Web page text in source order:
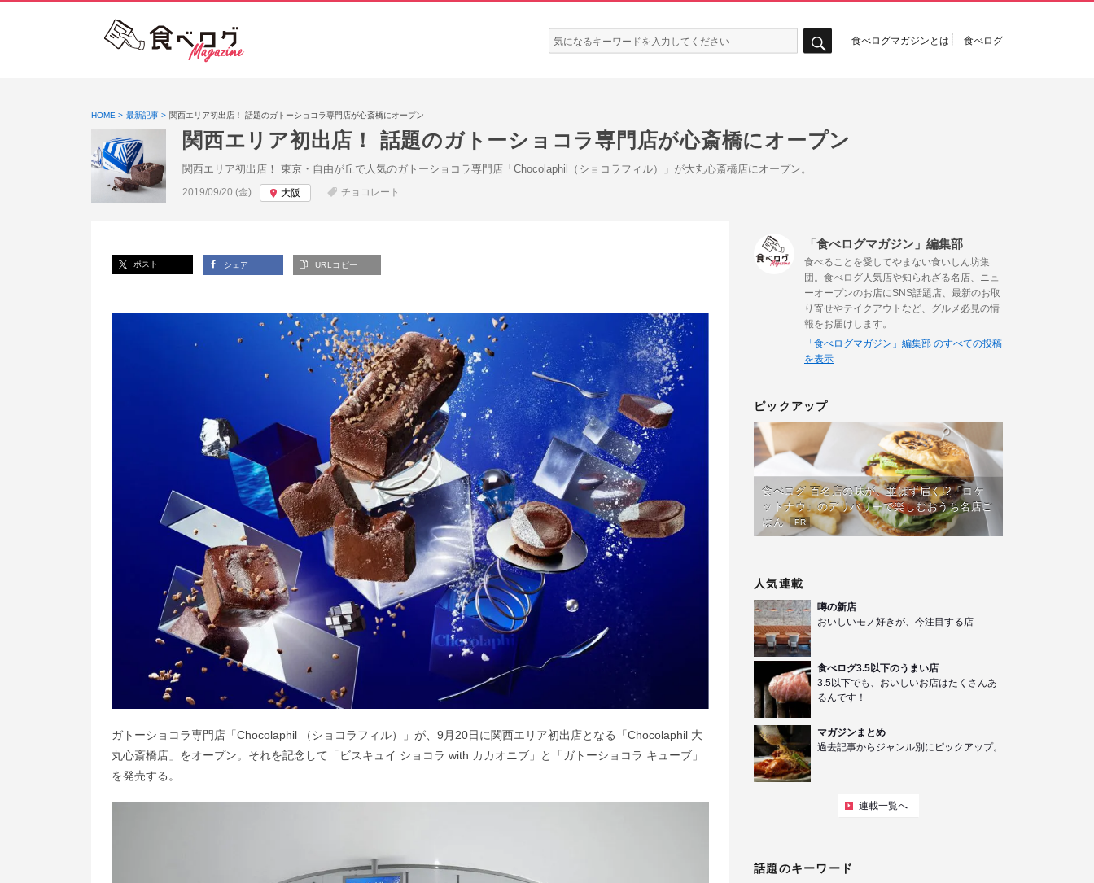
検
索:
食べログマガジンとは 食べログ
HOME 最新記事 関西エリア初出店！ 話題のガトーショコラ専門店が心斎橋にオープン
関西エリア初出店！ 話題のガトーショコラ専門店が心斎橋にオープン
関西エリア初出店！ 東京・自由が丘で人気のガトーショコラ専門店「Chocolaphil（ショコラフィル）」が大丸心斎橋店にオープン。
投稿日:
2019/09/20 (金) 大阪 チョコレート
ポスト シェア URLコピー
ガトーショコラ専門店「Chocolaphil （ショコラフィル）」が、9月20日に関西エリア初出店となる「Chocolaphil 大
丸心斎橋店」をオープン。それを記念して「ビスキュイ ショコラ with カカオニブ」と「ガトーショコラ キューブ」
を発売する。
「食べログマガジン」編集部
食べることを愛してやまない食いしん坊集
団。食べログ人気店や知られざる名店、ニュ
ーオープンのお店にSNS話題店、最新のお取
り寄せやテイクアウトなど、グルメ必見の情
報をお届けします。
「食べログマガジン」編集部 のすべての投稿
を表示
ピックアップ
食べログ 百名店の味が、並ばず届く!?「ロケ
ットナウ」のデリバリーで楽しむおうち名店ご
はん
PR
人気連載
噂の新店
おいしいモノ好きが、今注目する店
食べログ3.5以下のうまい店
3.5以下でも、おいしいお店はたくさんあ
るんです！
マガジンまとめ
過去記事からジャンル別にピックアップ。
連載一覧へ
話題のキーワード